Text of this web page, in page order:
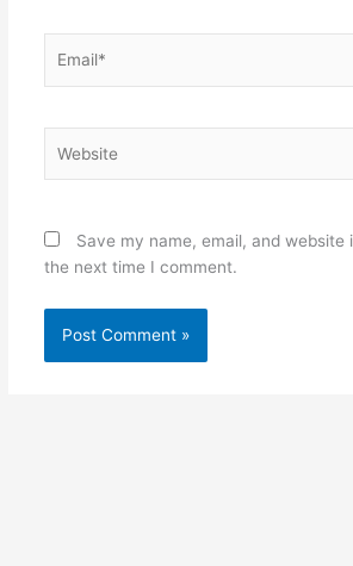
Save my name, email, and website
the next time I comment.